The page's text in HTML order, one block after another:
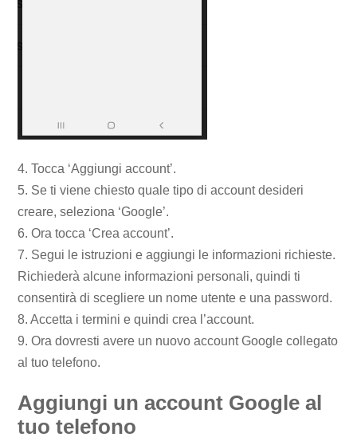
4. Tocca ‘Aggiungi account’.
5. Se ti viene chiesto quale tipo di account desideri
creare, seleziona ‘Google’.
6. Ora tocca ‘Crea account’.
7. Segui le istruzioni e aggiungi le informazioni richieste.
Richiederà alcune informazioni personali, quindi ti
consentirà di scegliere un nome utente e una password.
8. Accetta i termini e quindi crea l’account.
9. Ora dovresti avere un nuovo account Google collegato
al tuo telefono.
Aggiungi un account Google al
tuo telefono